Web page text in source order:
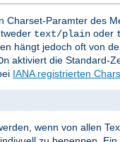
Charset-Paramter des
text/plain oder
hängt jedoch oft von
aktiviert die Standard-
IANA registrierten
wenn von allen